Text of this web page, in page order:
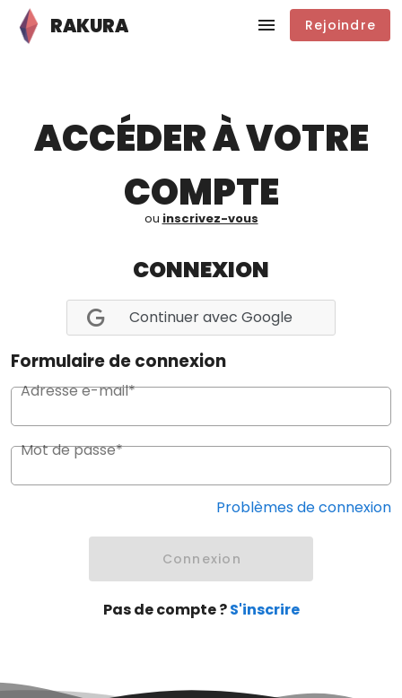
RAKURA Rejoindre
ACCÉDER À VOTRE
COMPTE
ou inscrivez-vous
CONNEXION
Continuer avec Google
Formulaire de connexion
Adresse e-mail*
Mot de passe*
Problèmes de connexion
Connexion
Pas de compte ?S'inscrire